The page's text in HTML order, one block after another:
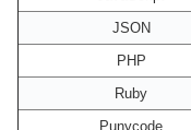
JSON
PHP
Ruby
Punycode